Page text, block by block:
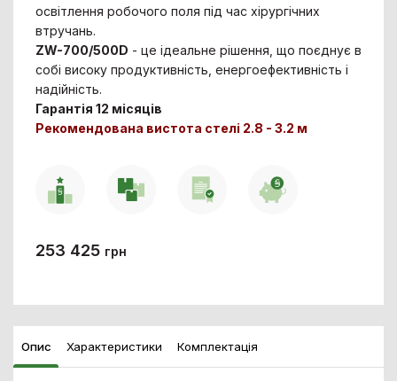
освітлення робочого поля під час хірургічних
втручань.
ZW-700/500D - це ідеальне рішення, що поєднує в
собі високу продуктивність, енергоефективність і
надійність.
Гарантія 12 місяців
Рекомендована вистота стелі 2.8 - 3.2 м
253 425 грн
Опис Характеристики Комплектація